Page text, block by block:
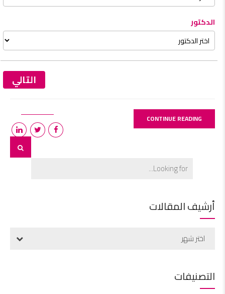
الدكتور
التالي
CONTINUE READING
أرشيف المقالات
اختر شهر
التصنيفات